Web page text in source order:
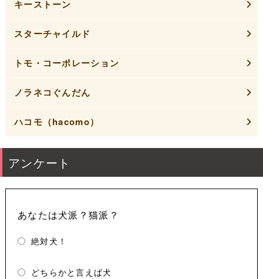
キーストーン
スターチャイルド
トモ・コーポレーション
ノラネコぐんだん
ハコモ（hacomo）
アンケート
あなたは犬派？猫派？
絶対犬！
どちらかと言えば犬